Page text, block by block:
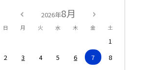
2026年8月
日 月 火 水 木 金 土
1
2
3 4 5 6 7
8